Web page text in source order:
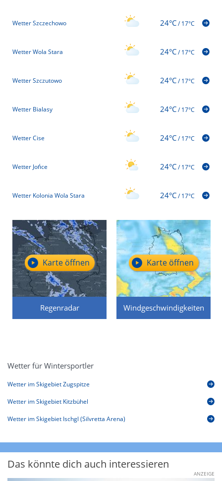
Wetter Szczechowo 24°C/17°C
Wetter Wola Stara 24°C/17°C
Wetter Szczutowo 24°C/17°C
Wetter Bialasy 24°C/17°C
Wetter Cise 24°C/17°C
Wetter Jońce 24°C/17°C
Wetter Kolonia Wola Stara 24°C/17°C
Regenradar
Karte öffnen
Windgeschwindigkeiten
Karte öffnen
Wetter für Wintersportler
Wetter im Skigebiet Zugspitze
Wetter im Skigebiet Kitzbühel
Wetter im Skigebiet Ischgl (Silvretta Arena)
Das könnte dich auch interessieren
ANZEIGE